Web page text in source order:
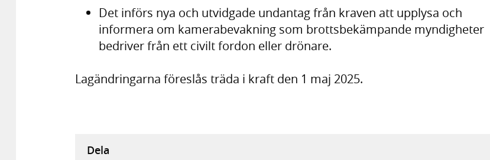
Det införs nya och utvidgade undantag från kraven att upplysa och
informera om kamerabevakning som brottsbekämpande myndigheter
bedriver från ett civilt fordon eller drönare.
Lagändringarna föreslås träda i kraft den 1 maj 2025.
Dela